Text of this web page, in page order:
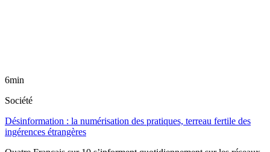
6min
Société
Désinformation : la numérisation des pratiques, terreau fertile des
ingérences étrangères